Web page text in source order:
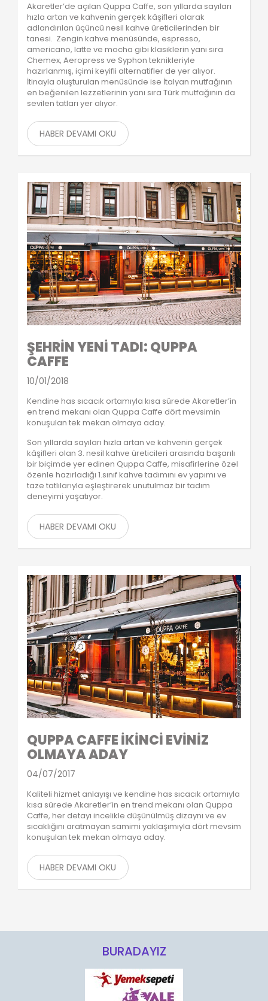
Akaretler’de açılan Quppa Caffe, son yıllarda sayıları
hızla artan ve kahvenin gerçek kâşifleri olarak
adlandırılan üçüncü nesil kahve üreticilerinden bir
tanesi. Zengin kahve menüsünde, espresso,
americano, latte ve mocha gibi klasiklerin yanı sıra
Chemex, Aeropress ve Syphon teknikleriyle
hazırlanmış, içimi keyifli alternatifler de yer alıyor.
İtinayla oluşturulan menüsünde ise İtalyan mutfağının
en beğenilen lezzetlerinin yanı sıra Türk mutfağının da
sevilen tatları yer alıyor.
HABER DEVAMI OKU
ŞEHRİN YENİ TADI: QUPPA
CAFFE
10/01/2018
Kendine has sıcacık ortamıyla kısa sürede Akaretler’in
en trend mekanı olan Quppa Caffe dört mevsimin
konuşulan tek mekan olmaya aday.
Son yıllarda sayıları hızla artan ve kahvenin gerçek
kâşifleri olan 3. nesil kahve üreticileri arasında başarılı
bir biçimde yer edinen Quppa Caffe, misafirlerine özel
özenle hazırladığı 1.sınıf kahve tadımını ev yapımı ve
taze tatlılarıyla eşleştirerek unutulmaz bir tadım
deneyimi yaşatıyor.
HABER DEVAMI OKU
QUPPA CAFFE İKİNCİ EVİNİZ
OLMAYA ADAY
04/07/2017
Kaliteli hizmet anlayışı ve kendine has sıcacık ortamıyla
kısa sürede Akaretler’in en trend mekanı olan Quppa
Caffe, her detayı incelikle düşünülmüş dizaynı ve ev
sıcaklığını aratmayan samimi yaklaşımıyla dört mevsim
konuşulan tek mekan olmaya aday.
HABER DEVAMI OKU
BURADAYIZ